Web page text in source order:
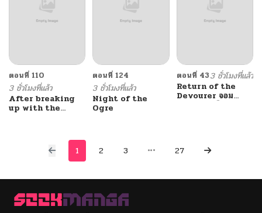
ตอนที่ 110
3 ชั่วโมงที่แล้ว
After breaking
up with the
ตอนที่ 124
3 ชั่วโมงที่แล้ว
Night of the
Ogre
ตอนที่ 433 ชั่วโมงที่แล้ว
Return of the
Devourer จอม
1 2 3 27